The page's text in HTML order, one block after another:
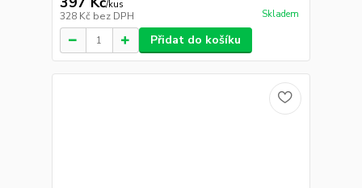
/kus
328 Kč bez DPH Skladem
Přidat do košíku